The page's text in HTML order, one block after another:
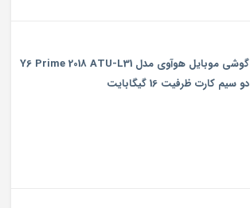
گوشی موبایل هوآوی مدل Y6 Prime 2018 ATU-L31
دو سیم کارت ظرفیت 16 گیگابایت